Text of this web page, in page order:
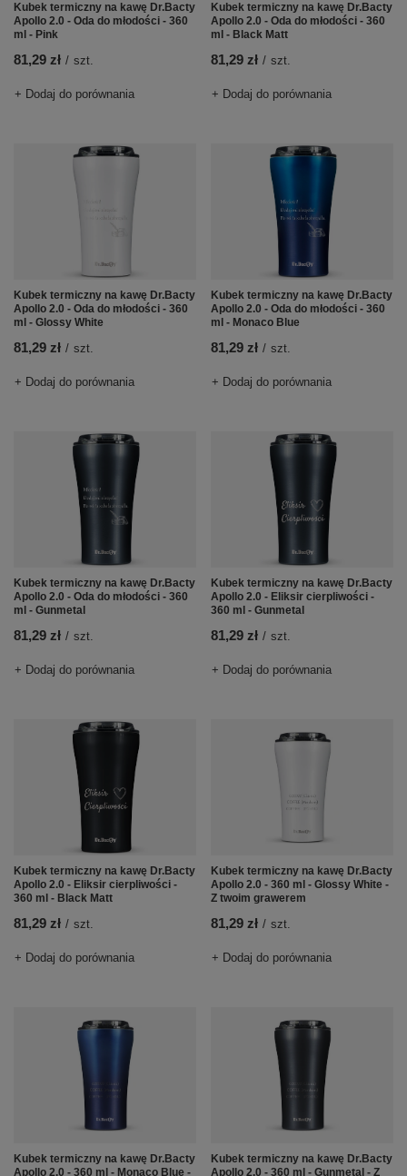
Kubek termiczny na kawę Dr.Bacty
Apollo 2.0 - Oda do młodości - 360
ml - Pink
81,29 zł / szt.
+ Dodaj do porównania
Kubek termiczny na kawę Dr.Bacty
Apollo 2.0 - Oda do młodości - 360
ml - Black Matt
81,29 zł / szt.
+ Dodaj do porównania
Kubek termiczny na kawę Dr.Bacty
Apollo 2.0 - Oda do młodości - 360
ml - Glossy White
81,29 zł / szt.
+ Dodaj do porównania
Kubek termiczny na kawę Dr.Bacty
Apollo 2.0 - Oda do młodości - 360
ml - Monaco Blue
81,29 zł / szt.
+ Dodaj do porównania
Kubek termiczny na kawę Dr.Bacty
Apollo 2.0 - Oda do młodości - 360
ml - Gunmetal
81,29 zł / szt.
+ Dodaj do porównania
Kubek termiczny na kawę Dr.Bacty
Apollo 2.0 - Eliksir cierpliwości -
360 ml - Gunmetal
81,29 zł / szt.
+ Dodaj do porównania
Kubek termiczny na kawę Dr.Bacty
Apollo 2.0 - Eliksir cierpliwości -
360 ml - Black Matt
81,29 zł / szt.
+ Dodaj do porównania
Kubek termiczny na kawę Dr.Bacty
Apollo 2.0 - 360 ml - Glossy White -
Z twoim grawerem
81,29 zł / szt.
+ Dodaj do porównania
Kubek termiczny na kawę Dr.Bacty
Apollo 2.0 - 360 ml - Monaco Blue -
Kubek termiczny na kawę Dr.Bacty
Apollo 2.0 - 360 ml - Gunmetal - Z